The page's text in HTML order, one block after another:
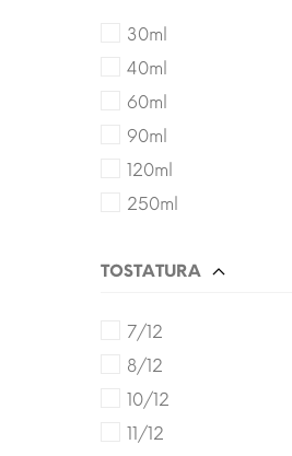
30ml
40ml
60ml
90ml
120ml
250ml
TOSTATURA
7/12
8/12
10/12
11/12